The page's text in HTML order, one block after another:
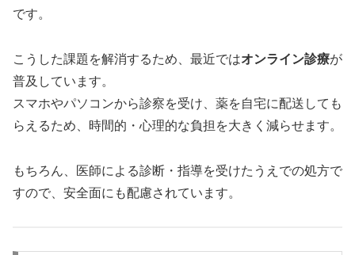
です。
こうした課題を解消するため、最近ではオンライン診療が
普及しています。
スマホやパソコンから診察を受け、薬を自宅に配送しても
らえるため、時間的・心理的な負担を大きく減らせます。
もちろん、医師による診断・指導を受けたうえでの処方で
すので、安全面にも配慮されています。